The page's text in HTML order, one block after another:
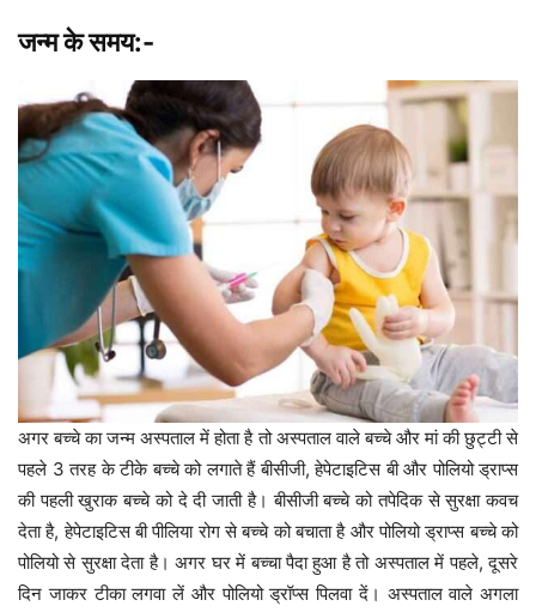
जन्म के समय:-
अगर बच्चे का जन्म अस्पताल में होता है तो अस्पताल वाले बच्चे और मां की छुट्टी से
पहले 3 तरह के टीके बच्चे को लगाते हैं बीसीजी, हेपेटाइटिस बी और पोलियो ड्राप्स
की पहली खुराक बच्चे को दे दी जाती है। बीसीजी बच्चे को तपेदिक से सुरक्षा कवच
देता है, हेपेटाइटिस बी पीलिया रोग से बच्चे को बचाता है और पोलियो ड्राप्स बच्चे को
पोलियो से सुरक्षा देता है। अगर घर में बच्चा पैदा हुआ है तो अस्पताल में पहले, दूसरे
दिन जाकर टीका लगवा लें और पोलियो ड्रॉप्स पिलवा दें। अस्पताल वाले अगला